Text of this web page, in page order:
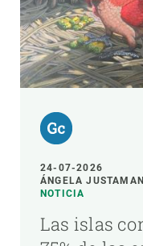
24-07-2026
ÁNGELA
NOTICIA
Las islas